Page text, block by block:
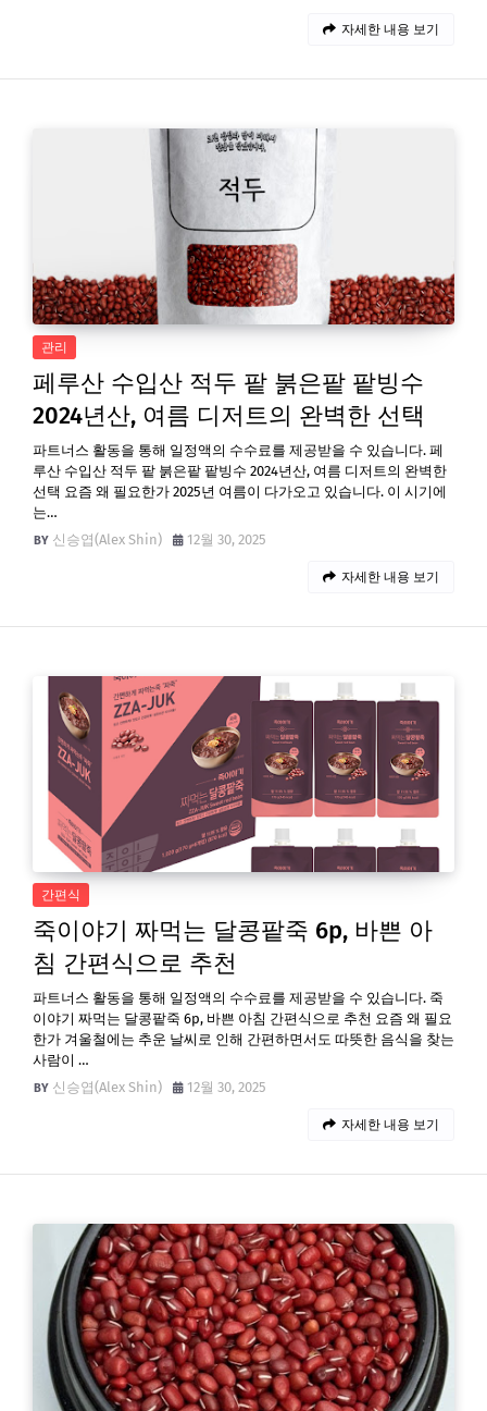
자세한 내용 보기
관리
페루산 수입산 적두 팥 붉은팥 팥빙수
2024년산, 여름 디저트의 완벽한 선택
파트너스 활동을 통해 일정액의 수수료를 제공받을 수 있습니다. 페
루산 수입산 적두 팥 붉은팥 팥빙수 2024년산, 여름 디저트의 완벽한
선택 요즘 왜 필요한가 2025년 여름이 다가오고 있습니다. 이 시기에
는…
신승엽(Alex Shin)
12월 30, 2025
자세한 내용 보기
간편식
죽이야기 짜먹는 달콩팥죽 6p, 바쁜 아
침 간편식으로 추천
파트너스 활동을 통해 일정액의 수수료를 제공받을 수 있습니다. 죽
이야기 짜먹는 달콩팥죽 6p, 바쁜 아침 간편식으로 추천 요즘 왜 필요
한가 겨울철에는 추운 날씨로 인해 간편하면서도 따뜻한 음식을 찾는
사람이 …
신승엽(Alex Shin)
12월 30, 2025
자세한 내용 보기